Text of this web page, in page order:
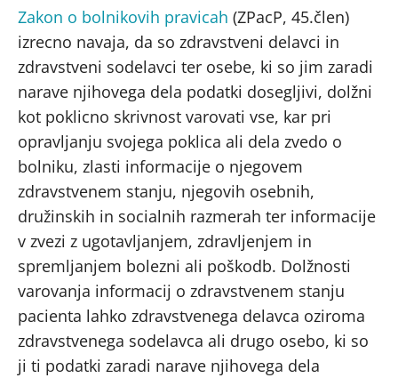
Zakon o bolnikovih pravicah (ZPacP, 45.člen)
izrecno navaja, da so zdravstveni delavci in
zdravstveni sodelavci ter osebe, ki so jim zaradi
narave njihovega dela podatki dosegljivi, dolžni
kot poklicno skrivnost varovati vse, kar pri
opravljanju svojega poklica ali dela zvedo o
bolniku, zlasti informacije o njegovem
zdravstvenem stanju, njegovih osebnih,
družinskih in socialnih razmerah ter informacije
v zvezi z ugotavljanjem, zdravljenjem in
spremljanjem bolezni ali poškodb. Dolžnosti
varovanja informacij o zdravstvenem stanju
pacienta lahko zdravstvenega delavca oziroma
zdravstvenega sodelavca ali drugo osebo, ki so
ji ti podatki zaradi narave njihovega dela